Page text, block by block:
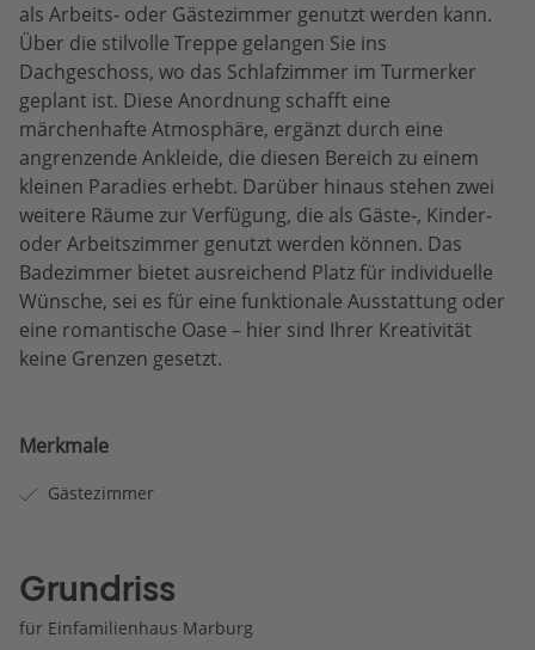
als Arbeits- oder Gästezimmer genutzt werden kann.
Über die stilvolle Treppe gelangen Sie ins
Dachgeschoss, wo das Schlafzimmer im Turmerker
geplant ist. Diese Anordnung schafft eine
märchenhafte Atmosphäre, ergänzt durch eine
angrenzende Ankleide, die diesen Bereich zu einem
kleinen Paradies erhebt. Darüber hinaus stehen zwei
weitere Räume zur Verfügung, die als Gäste-, Kinder-
oder Arbeitszimmer genutzt werden können. Das
Badezimmer bietet ausreichend Platz für individuelle
Wünsche, sei es für eine funktionale Ausstattung oder
eine romantische Oase – hier sind Ihrer Kreativität
keine Grenzen gesetzt.
Merkmale
Gästezimmer
Grundriss
für Einfamilienhaus Marburg